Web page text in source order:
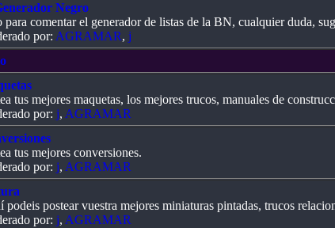
Negro
para comentar el generador de listas de la BN, cualquier duda,
por: AGRAMAR, j
tus mejores maquetas, los mejores trucos, manuales de
por: j, AGRAMAR
tus mejores conversiones.
por: j, AGRAMAR
podeis postear vuestra mejores miniaturas pintadas, trucos
por: j, AGRAMAR